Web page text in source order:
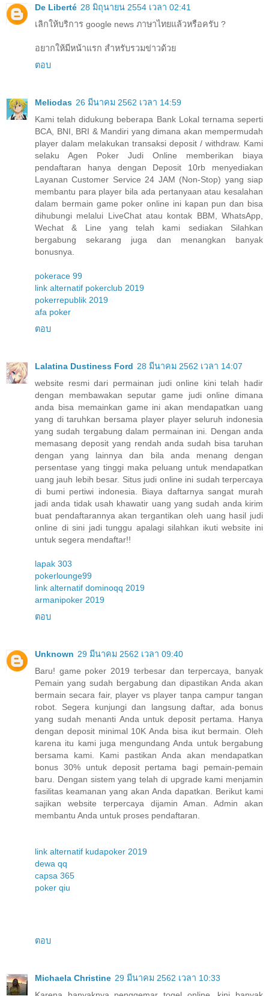
De Liberté 28 มิถุนายน 2554 เวลา 02:41
เลิกให้บริการ google news ภาษาไทยแล้วหรือครับ ?
อยากให้มีหน้าแรก สำหรับรวมข่าวด้วย
ตอบ
Meliodas 26 มีนาคม 2562 เวลา 14:59
Kami telah didukung beberapa Bank Lokal ternama seperti
BCA, BNI, BRI & Mandiri yang dimana akan mempermudah
player dalam melakukan transaksi deposit / withdraw. Kami
selaku Agen Poker Judi Online memberikan biaya
pendaftaran hanya dengan Deposit 10rb menyediakan
Layanan Customer Service 24 JAM (Non-Stop) yang siap
membantu para player bila ada pertanyaan atau kesalahan
dalam bermain game poker online ini kapan pun dan bisa
dihubungi melalui LiveChat atau kontak BBM, WhatsApp,
Wechat & Line yang telah kami sediakan Silahkan
bergabung sekarang juga dan menangkan banyak
bonusnya.
pokerace 99
link alternatif pokerclub 2019
pokerrepublik 2019
afa poker
ตอบ
Lalatina Dustiness Ford 28 มีนาคม 2562 เวลา 14:07
website resmi dari permainan judi online kini telah hadir
dengan membawakan seputar game judi online dimana
anda bisa memainkan game ini akan mendapatkan uang
yang di taruhkan bersama player player seluruh indonesia
yang sudah tergabung dalam permainan ini. Dengan anda
memasang deposit yang rendah anda sudah bisa taruhan
dengan yang lainnya dan bila anda menang dengan
persentase yang tinggi maka peluang untuk mendapatkan
uang jauh lebih besar. Situs judi online ini sudah terpercaya
di bumi pertiwi indonesia. Biaya daftarnya sangat murah
jadi anda tidak usah khawatir uang yang sudah anda kirim
buat pendaftarannya akan tergantikan oleh uang hasil judi
online di sini jadi tunggu apalagi silahkan ikuti website ini
untuk segera mendaftar!!
lapak 303
pokerlounge99
link alternatif dominoqq 2019
armanipoker 2019
ตอบ
Unknown 29 มีนาคม 2562 เวลา 09:40
Baru! game poker 2019 terbesar dan terpercaya, banyak
Pemain yang sudah bergabung dan dipastikan Anda akan
bermain secara fair, player vs player tanpa campur tangan
robot. Segera kunjungi dan langsung daftar, ada bonus
yang sudah menanti Anda untuk deposit pertama. Hanya
dengan deposit minimal 10K Anda bisa ikut bermain. Oleh
karena itu kami juga mengundang Anda untuk bergabung
bersama kami. Kami pastikan Anda akan mendapatkan
bonus 30% untuk deposit pertama bagi pemain-pemain
baru. Dengan sistem yang telah di upgrade kami menjamin
fasilitas keamanan yang akan Anda dapatkan. Berikut kami
sajikan website terpercaya dijamin Aman. Admin akan
membantu Anda untuk proses pendaftaran.
link alternatif kudapoker 2019
dewa qq
capsa 365
poker qiu
ตอบ
Michaela Christine 29 มีนาคม 2562 เวลา 10:33